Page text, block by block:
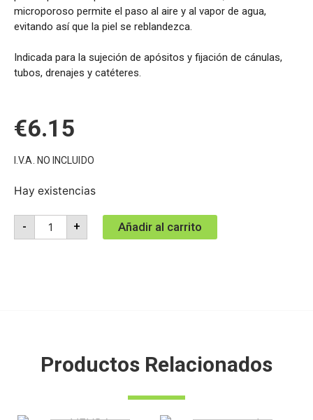
microporoso permite el paso al aire y al vapor de agua,
evitando así que la piel se reblandezca.
Indicada para la sujeción de apósitos y fijación de cánulas,
tubos, drenajes y catéteres.
€6.15
I.V.A. NO INCLUIDO
Hay existencias
- + Añadir al carrito
Productos Relacionados